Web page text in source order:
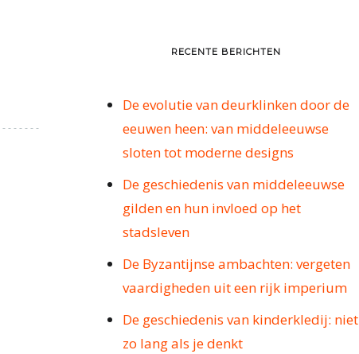
RECENTE BERICHTEN
De evolutie van deurklinken door de
eeuwen heen: van middeleeuwse
sloten tot moderne designs
De geschiedenis van middeleeuwse
gilden en hun invloed op het
stadsleven
De Byzantijnse ambachten: vergeten
vaardigheden uit een rijk imperium
De geschiedenis van kinderkledij: niet
zo lang als je denkt